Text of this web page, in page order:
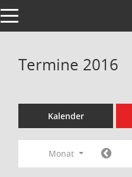
Toggle navigation
Termine 2016
Kalender
Monat